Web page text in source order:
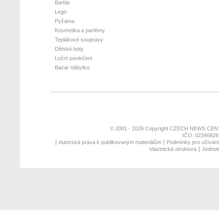
Barbie
Lego
Pyžama
Kosmetika a parfémy
Teplákové soupravy
Dětské boty
Ložní povlečení
Bazar nábytku
© 2001 - 2026 Copyright CZECH NEWS
IČO:
Autorská práva k publikovaným materiálům
Podmínky pro
Vlastnická struktura